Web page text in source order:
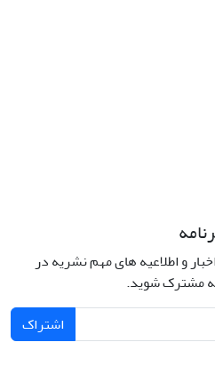
و اطلاعیه های مهم نشریه در
مشترک شوید.
اشتراک